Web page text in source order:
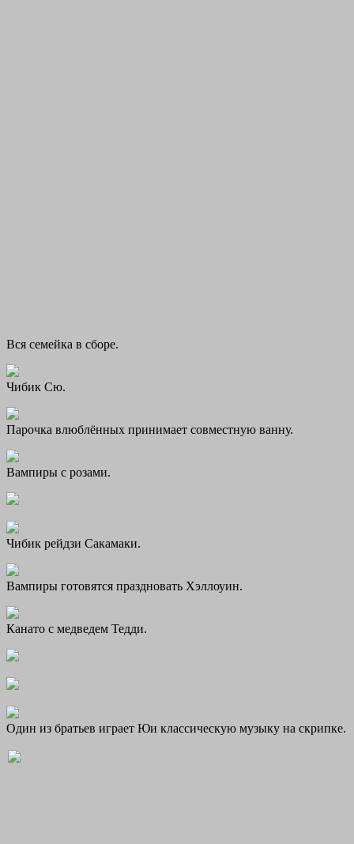
Вся семейка в сборе.
Чибик Сю.
Парочка влюблённых принимает совместную ванну.
Вампиры с розами.
Чибик рейдзи Сакамаки.
Вампиры готовятся праздновать Хэллоуин.
Канато с медведем Тедди.
Один из братьев играет Юи классическую музыку на скрипке.